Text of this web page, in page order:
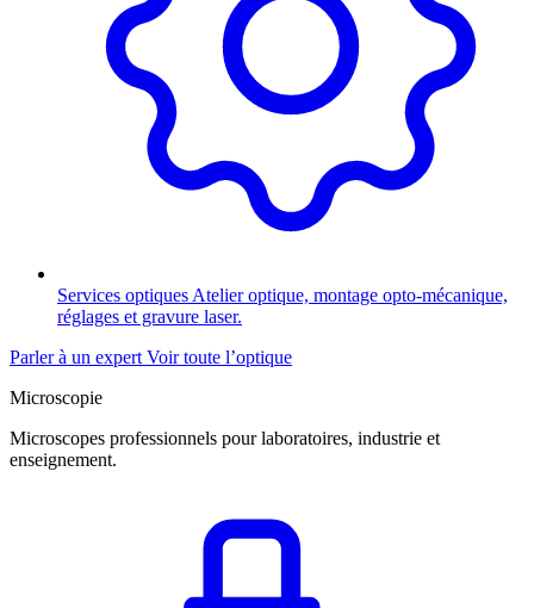
Services optiques Atelier optique, montage opto-mécanique,
réglages et gravure laser.
Parler à un expert Voir toute l’optique
Microscopie
Microscopes professionnels pour laboratoires, industrie et
enseignement.